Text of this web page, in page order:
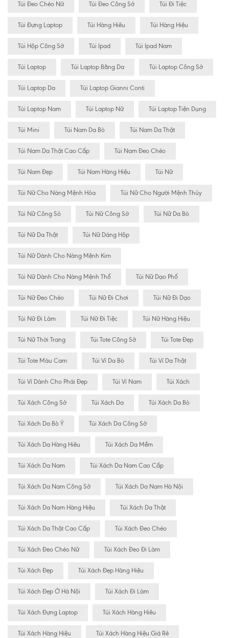
Túi Đeo Chéo Nữ Túi Đeo Công Sở Túi Đi Tiệc
Túi Đựng Laptop Túi Hàng Hiêu Túi Hàng Hiệu
Túi Hộp Công Sở Túi Ipad Túi Ipad Nam
Túi Laptop Túi Laptop Bằng Da Túi Laptop Công Sở
Túi Laptop Da Túi Laptop Gianni Conti
Túi Laptop Nam Túi Laptop Nữ Túi Laptop Tiện Dụng
Túi Mini Túi Nam Da Bò Túi Nam Da Thật
Túi Nam Da Thật Cao Cấp Túi Nam Đeo Chéo
Túi Nam Đẹp Túi Nam Hàng Hiệu Túi Nữ
Túi Nữ Cho Nàng Mệnh Hỏa Túi Nữ Cho Người Mệnh Thủy
Túi Nữ Công Sỏ Túi Nữ Công Sở Túi Nữ Da Bò
Túi Nữ Da Thật Túi Nữ Dáng Hộp
Túi Nữ Dành Cho Nàng Mệnh Kim
Túi Nữ Dành Cho Nàng Mệnh Thổ Túi Nữ Dạo Phố
Túi Nữ Đeo Chéo Túi Nữ Đi Chơi Túi Nữ Đi Dạo
Túi Nữ Đi Làm Túi Nữ Đi Tiệc Túi Nữ Hàng Hiệu
Túi Nữ Thời Trang Túi Tote Công Sở Túi Tote Đẹp
Túi Tote Màu Cam Túi Ví Da Bò Túi Ví Da Thật
Túi Ví Dành Cho Phái Đẹp Túi Ví Nam Túi Xách
Túi Xách Công Sở Túi Xách Da Túi Xách Da Bò
Túi Xách Da Bò Ý Túi Xách Da Công Sở
Túi Xách Da Hàng Hiêu Túi Xách Da Mềm
Túi Xách Da Nam Túi Xách Da Nam Cao Cấp
Túi Xách Da Nam Công Sở Túi Xách Da Nam Hà Nội
Túi Xách Da Nam Hàng Hiệu Túi Xách Da Thật
Túi Xách Da Thật Cao Cấp Túi Xách Đeo Chéo
Túi Xách Đeo Chéo Nữ Túi Xách Đeo Đi Làm
Túi Xách Đẹp Túi Xách Đẹp Hàng Hiệu
Túi Xách Đẹp Ở Hà Nội Túi Xách Đi Làm
Túi Xách Đựng Laptop Túi Xách Hàng Hiêu
Túi Xách Hàng Hiệu Túi Xách Hàng Hiệu Giá Rẻ